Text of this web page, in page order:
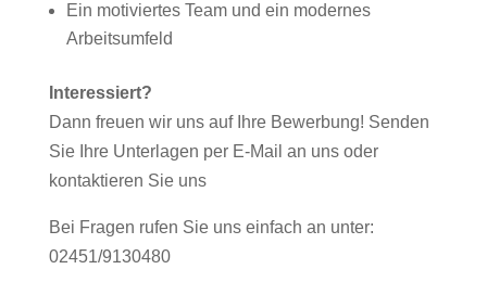
Ein motiviertes Team und ein modernes
Arbeitsumfeld
Interessiert?
Dann freuen wir uns auf Ihre Bewerbung! Senden
Sie Ihre Unterlagen per E-Mail an uns oder
kontaktieren Sie uns
Bei Fragen rufen Sie uns einfach an unter:
02451/9130480